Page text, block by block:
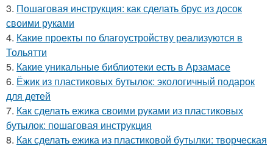
3. Пошаговая инструкция: как сделать брус из досок
своими руками
4. Какие проекты по благоустройству реализуются в
Тольятти
5. Какие уникальные библиотеки есть в Арзамасе
6. Ёжик из пластиковых бутылок: экологичный подарок
для детей
7. Как сделать ежика своими руками из пластиковых
бутылок: пошаговая инструкция
8. Как сделать ежика из пластиковой бутылки: творческая